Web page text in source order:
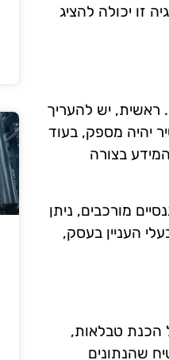
זו יכולה להציג
ראשית, יש להעריך
יהיה מספק, בעוד
בצורה
מורכבים, ניתן
העניין בעסק,
הכנת טבלאות,
שהנתונים